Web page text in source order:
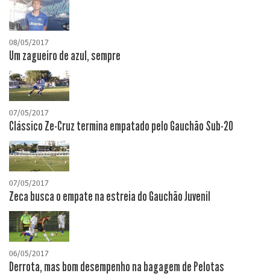
08/05/2017
Um zagueiro de azul, sempre
07/05/2017
Clássico Ze-Cruz termina empatado pelo Gauchão Sub-20
07/05/2017
Zeca busca o empate na estreia do Gauchão Juvenil
06/05/2017
Derrota, mas bom desempenho na bagagem de Pelotas